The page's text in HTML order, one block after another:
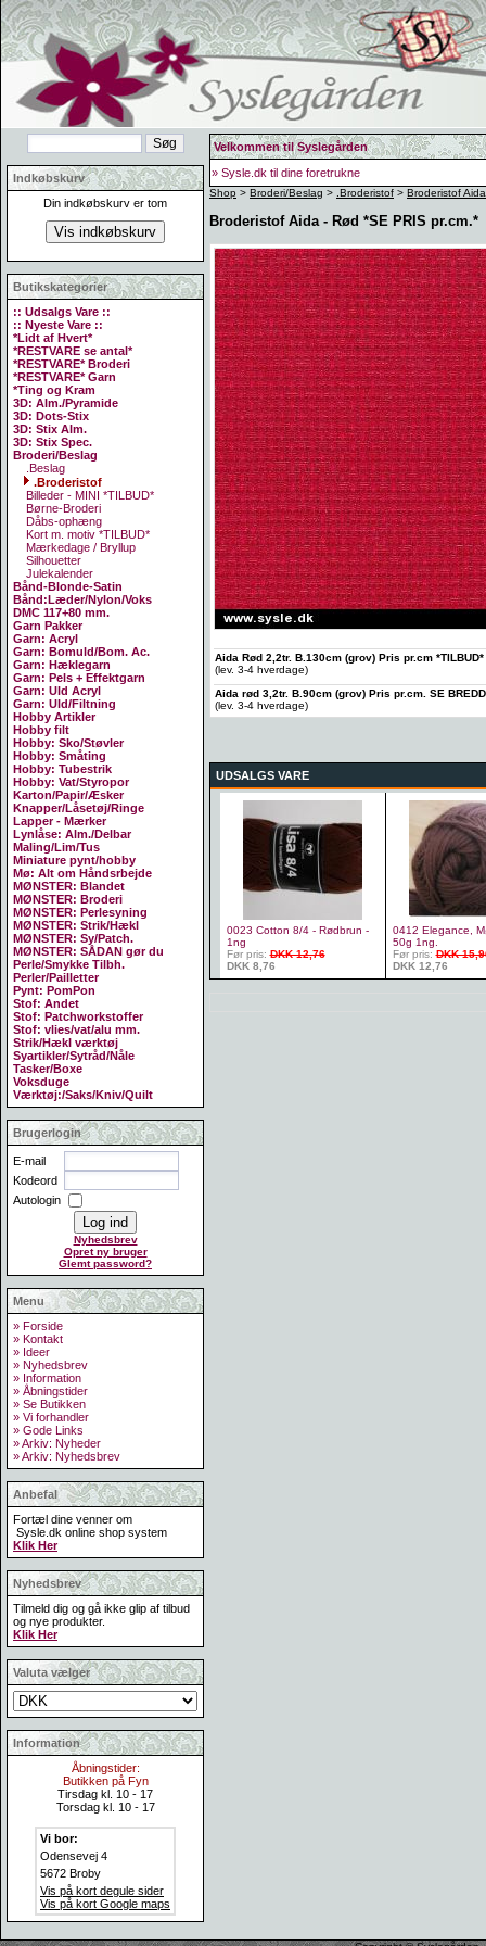
Indkøbskurv
Din indkøbskurv er tom
Butikskategorier
:: Udsalgs Vare ::
:: Nyeste Vare ::
*Lidt af Hvert*
*RESTVARE se antal*
*RESTVARE* Broderi
*RESTVARE* Garn
*Ting og Kram
3D: Alm./Pyramide
3D: Dots-Stix
3D: Stix Alm.
3D: Stix Spec.
Broderi/Beslag
.Beslag
.Broderistof
Billeder - MINI *TILBUD*
Børne-Broderi
Dåbs-ophæng
Kort m. motiv *TILBUD*
Mærkedage / Bryllup
Silhouetter
Julekalender
Bånd-Blonde-Satin
Bånd:Læder/Nylon/Voks
DMC 117+80 mm.
Garn Pakker
Garn: Acryl
Garn: Bomuld/Bom. Ac.
Garn: Hæklegarn
Garn: Pels + Effektgarn
Garn: Uld Acryl
Garn: Uld/Filtning
Hobby Artikler
Hobby filt
Hobby: Sko/Støvler
Hobby: Småting
Hobby: Tubestrik
Hobby: Vat/Styropor
Karton/Papir/Æsker
Knapper/Låsetøj/Ringe
Lapper - Mærker
Lynlåse: Alm./Delbar
Maling/Lim/Tus
Miniature pynt/hobby
Mø: Alt om Håndsrbejde
MØNSTER: Blandet
MØNSTER: Broderi
MØNSTER: Perlesyning
MØNSTER: Strik/Hækl
MØNSTER: Sy/Patch.
MØNSTER: SÅDAN gør du
Perle/Smykke Tilbh.
Perler/Pailletter
Pynt: PomPon
Stof: Andet
Stof: Patchworkstoffer
Stof: vlies/vat/alu mm.
Strik/Hækl værktøj
Syartikler/Sytråd/Nåle
Tasker/Boxe
Voksduge
Værktøj:/Saks/Kniv/Quilt
Brugerlogin
E-mail
Kodeord
Autologin
Nyhedsbrev
Opret ny bruger
Glemt password?
Menu
» Forside
» Kontakt
» Ideer
» Nyhedsbrev
» Information
» Åbningstider
» Se Butikken
» Vi forhandler
» Gode Links
» Arkiv: Nyheder
» Arkiv: Nyhedsbrev
Anbefal
Fortæl dine venner om
Sysle.dk online shop system
Klik Her
Nyhedsbrev
Tilmeld dig og gå ikke glip af tilbud
og nye produkter.
Klik Her
Valuta vælger
Information
Åbningstider:
Butikken på Fyn
Tirsdag kl. 10 - 17
Torsdag kl. 10 - 17
Vi bor:
Odensevej 4
5672 Broby
Vis på kort degule sider
Vis på kort Google maps
Velkommen til Syslegården
» Sysle.dk til dine foretrukne
Shop > Broderi/Beslag > .Broderistof > Broderistof
Broderistof Aida - Rød *SE PRIS pr.cm.*
Aida Rød 2,2tr. B.130cm (grov) Pris pr.cm *TILBUD*
(lev. 3-4 hverdage)
Aida rød 3,2tr. B.90cm (grov) Pris pr.cm. SE
(lev. 3-4 hverdage)
UDSALGS VARE
0023 Cotton 8/4 - Rødbrun -
1ng
Før pris:DKK 12,76
DKK 8,76
0412 Elegance,
50g 1ng.
Før pris:DKK
DKK 12,76